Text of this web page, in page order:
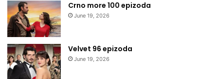
Crno more 100 epizoda
June 19, 2026
Velvet 96 epizoda
June 19, 2026